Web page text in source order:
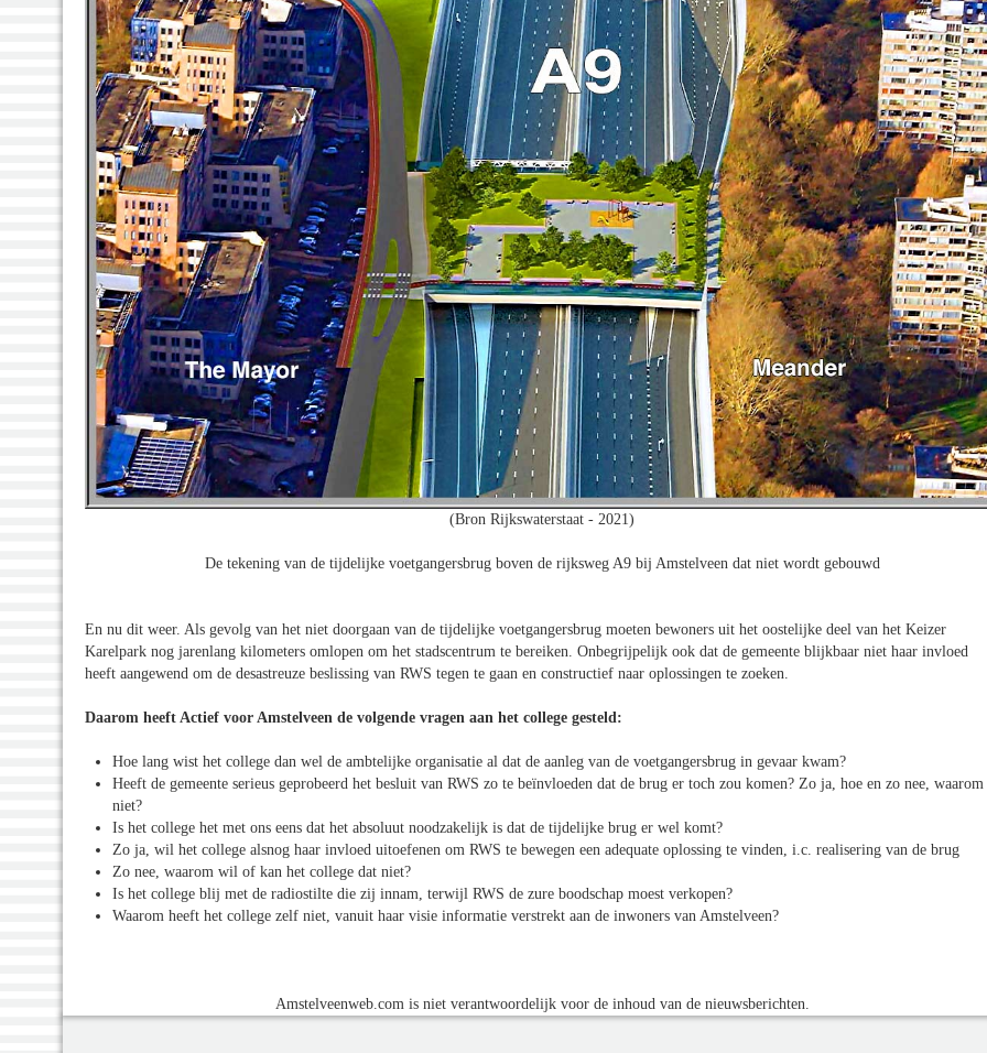
(Bron Rijkswaterstaat - 2021)
De tekening van de tijdelijke voetgangersbrug boven de rijksweg A9 bij Amstelveen dat niet wordt gebouwd
En nu dit weer. Als gevolg van het niet doorgaan van de tijdelijke voetgangersbrug moeten bewoners uit het oostelijke deel van het Keizer
Karelpark nog jarenlang kilometers omlopen om het stadscentrum te bereiken. Onbegrijpelijk ook dat de gemeente blijkbaar niet haar invloed
heeft aangewend om de desastreuze beslissing van RWS tegen te gaan en constructief naar oplossingen te zoeken.
Daarom heeft Actief voor Amstelveen de volgende vragen aan het college gesteld:
Hoe lang wist het college dan wel de ambtelijke organisatie al dat de aanleg van de voetgangersbrug in gevaar kwam?
Heeft de gemeente serieus geprobeerd het besluit van RWS zo te beïnvloeden dat de brug er toch zou komen? Zo ja, hoe en zo nee, waarom
niet?
Is het college het met ons eens dat het absoluut noodzakelijk is dat de tijdelijke brug er wel komt?
Zo ja, wil het college alsnog haar invloed uitoefenen om RWS te bewegen een adequate oplossing te vinden, i.c. realisering van de brug
Zo nee, waarom wil of kan het college dat niet?
Is het college blij met de radiostilte die zij innam, terwijl RWS de zure boodschap moest verkopen?
Waarom heeft het college zelf niet, vanuit haar visie informatie verstrekt aan de inwoners van Amstelveen?
Amstelveenweb.com is niet verantwoordelijk voor de inhoud van de nieuwsberichten.